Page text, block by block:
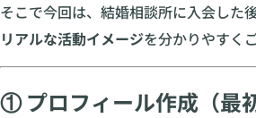
そこで今回は、結婚相談所に入会した
リアルな活動イメージを分かりやすく
① プロフィール作成（最